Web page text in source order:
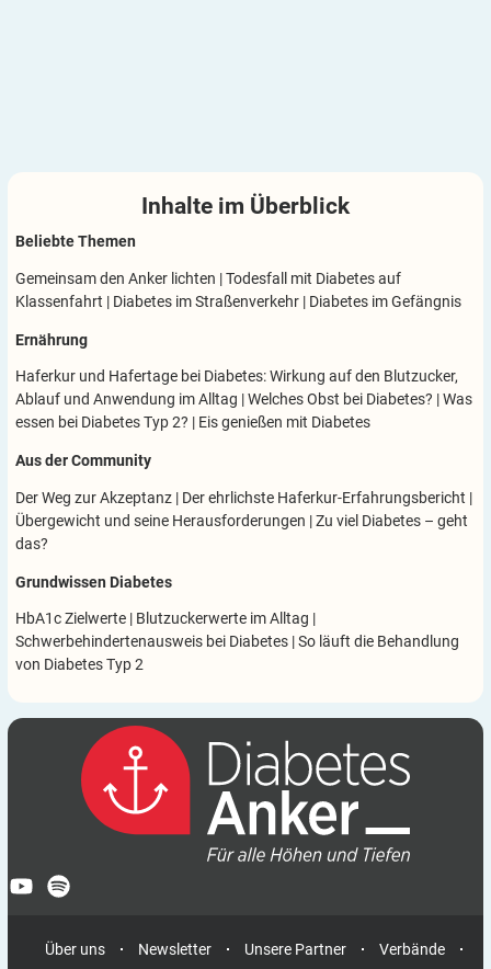
Inhalte im Überblick
Beliebte Themen
Gemeinsam den Anker lichten |Todesfall mit Diabetes auf
Klassenfahrt | Diabetes im Straßenverkehr | Diabetes im Gefängnis
Ernährung
Haferkur und Hafertage bei Diabetes: Wirkung auf den Blutzucker,
Ablauf und Anwendung im Alltag |Welches Obst bei Diabetes? |Was
essen bei Diabetes Typ 2? | Eis genießen mit Diabetes
Aus der Community
Der Weg zur Akzeptanz | Der ehrlichste Haferkur-Erfahrungsbericht |
Übergewicht und seine Herausforderungen |Zu viel Diabetes – geht
das?
Grundwissen Diabetes
HbA1c Zielwerte | Blutzuckerwerte im Alltag |
Schwerbehindertenausweis bei Diabetes |So läuft die Behandlung
von Diabetes Typ 2
Über uns Newsletter Unsere Partner Verbände